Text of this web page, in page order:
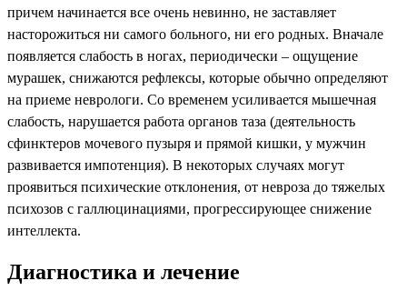
причем начинается все очень невинно, не заставляет
насторожиться ни самого больного, ни его родных. Вначале
появляется слабость в ногах, периодически – ощущение
мурашек, снижаются рефлексы, которые обычно определяют
на приеме неврологи. Со временем усиливается мышечная
слабость, нарушается работа органов таза (деятельность
сфинктеров мочевого пузыря и прямой кишки, у мужчин
развивается импотенция). В некоторых случаях могут
проявиться психические отклонения, от невроза до тяжелых
психозов с галлюцинациями, прогрессирующее снижение
интеллекта.
Диагностика и лечение